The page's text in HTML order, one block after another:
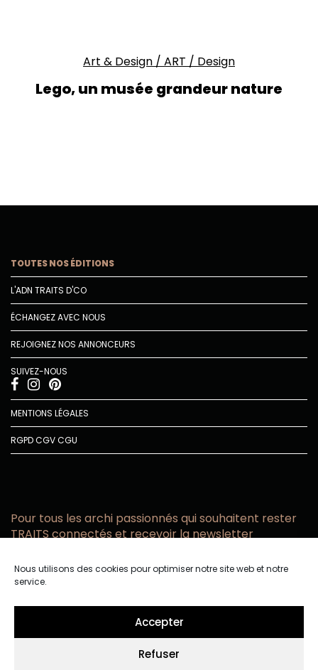
Nous utilisons des cookies pour optimiser notre site web et notre
service.
Accepter
Refuser
Art & Design / ART / Design
Lego, un musée grandeur nature
TOUTES NOS ÉDITIONS
L'ADN TRAITS D'CO
ÉCHANGEZ AVEC NOUS
REJOIGNEZ NOS ANNONCEURS
SUIVEZ-NOUS
MENTIONS LÉGALES
RGPDCGVCGU
Pour tous les archi passionnés qui souhaitent rester
TRAITS connectés et recevoir la newsletter
email
confidentialité.